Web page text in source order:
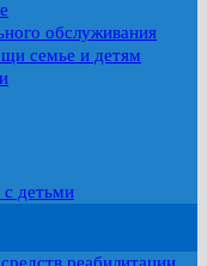
обслуживания
семье и детям
детьми